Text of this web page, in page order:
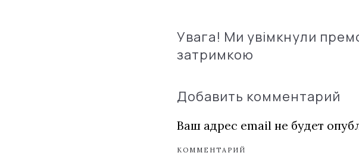
Увага! Ми увімкнули
затримкою
Добавить комментарий
Ваш адрес email не будет
КОММЕНТАРИЙ